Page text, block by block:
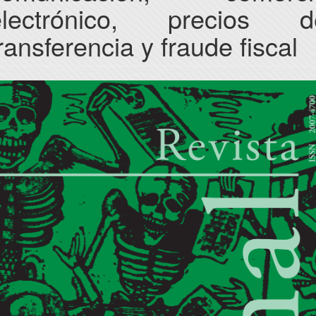
precios
y fraude fiscal